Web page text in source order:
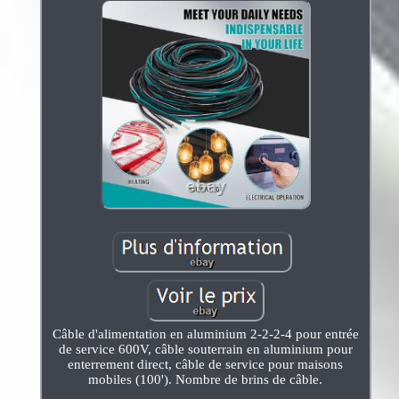
Câble d'alimentation en aluminium 2-2-2-4 pour entrée
de service 600V, câble souterrain en aluminium pour
enterrement direct, câble de service pour maisons
mobiles (100'). Nombre de brins de câble.